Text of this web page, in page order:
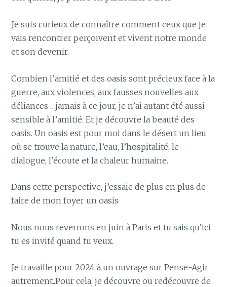
Je suis curieux de connaître comment ceux que je
vais rencontrer perçoivent et vivent notre monde
et son devenir.
Combien l’amitié et des oasis sont précieux face à la
guerre, aux violences, aux fausses nouvelles aux
déliances …jamais à ce jour, je n’ai autant été aussi
sensible à l’amitié. Et je découvre la beauté des
oasis. Un oasis est pour moi dans le désert un lieu
où se trouve la nature, l’eau, l’hospitalité, le
dialogue, l’écoute et la chaleur humaine.
Dans cette perspective, j’essaie de plus en plus de
faire de mon foyer un oasis
Nous nous reverrons en juin à Paris et tu sais qu’ici
tu es invité quand tu veux.
Je travaille pour 2024 à un ouvrage sur Pense-Agir
autrement..Pour cela, je découvre ou redécouvre de